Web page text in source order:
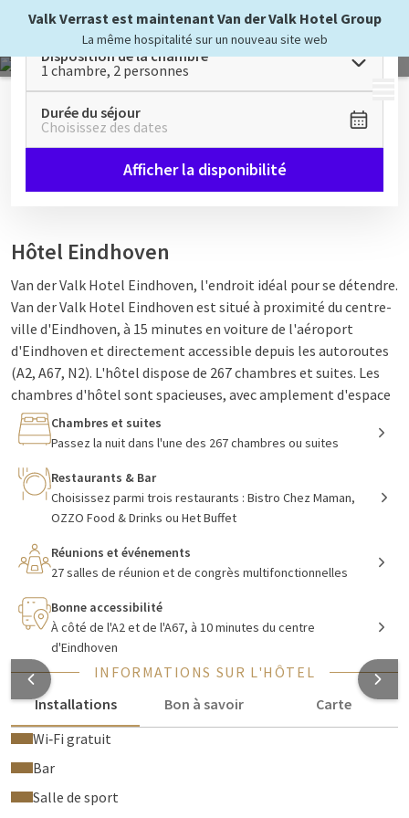
Valk Verrast est maintenant Van der Valk Hotel Group
La même hospitalité sur un nouveau site web
MENU
Disposition de la chambre
1 chambre, 2 personnes
Durée du séjour
Choisissez des dates
Afficher la disponibilité
Hôtel Eindhoven
Van der Valk Hotel Eindhoven, l'endroit idéal pour se détendre.
Van der Valk Hotel Eindhoven est situé à proximité du centre-
ville d'Eindhoven, à 15 minutes en voiture de l'aéroport
d'Eindhoven et directement accessible depuis les autoroutes
(A2, A67, N2). L'hôtel dispose de 267 chambres et suites. Les
chambres d'hôtel sont spacieuses, avec amplement d'espace
de rangement, un coin salon, une télévision à écran plat et
une salle de bains avec baignoire et/ou douche (à effet pluie).
pourrez profiter du WiFi gratuit et du parking gratuit. De plus,
en tant qu'invité, vous avez accès gratuit à la piscine
intérieure chauffée et aux installations de remise en forme du
Toucan Sportcentrum, ainsi qu'à l'entrée gratuite au Jack's
Casino (21 ans et plus).
Aliments et boissons chez Van der Valk
Eindhoven
Pour profiter de la gastronomie lors de votre séjour, vous avez
le choix parmi nos troisrestaurants: Restaurant Het Buffet,
restaurant à la carte
d'hôtel branché et exclusif
Un buffet petit-déjeuner complet est disponible tous les jours
Chambres et suites
Passez la nuit dans l'une des 267 chambres ou suites
Restaurants & Bar
Choisissez parmi trois restaurants : Bistro Chez Maman,
OZZO Food & Drinks ou Het Buffet
Réunions et événements
27 salles de réunion et de congrès multifonctionnelles
Bonne accessibilité
À côté de l'A2 et de l'A67, à 10 minutes du centre
d'Eindhoven
INFORMATIONS SUR L'HÔTEL
Installations
Bon à savoir
Carte
Wi‑Fi gratuit
Bar
Salle de sport